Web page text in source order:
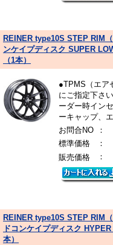
REINER type10S STEP RIM
ンケイプディスク SUPER
（1本）
●TPMS（エア
にご指定下さ
ーダー時イン
ーキャップ、
お問合NO
：
標準価格
：
販売価格
：
REINER type10S STEP RIM
ドコンケイプディスク
本）